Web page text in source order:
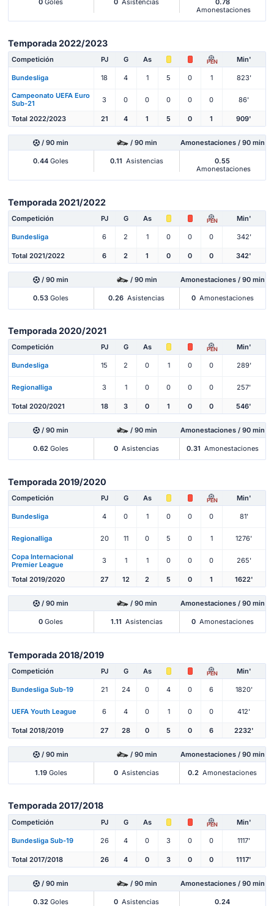
0 Goles 0 Asistencias
0.78
Amonestaciones
Temporada 2022/2023
Competición PJ G As PEN Min'
Bundesliga 18 4 1 5 0 1 823'
Campeonato UEFA Euro
Sub-21
3 0 0 0 0 0 86'
Total 2022/2023 21 4 1 5 0 1 909'
/ 90 min / 90 min Amonestaciones / 90 min
0.44 Goles 0.11 Asistencias
0.55
Amonestaciones
Temporada 2021/2022
Competición PJ G As PEN Min'
Bundesliga 6 2 1 0 0 0 342'
Total 2021/2022 6 2 1 0 0 0 342'
/ 90 min / 90 min Amonestaciones / 90 min
0.53 Goles 0.26 Asistencias 0 Amonestaciones
Temporada 2020/2021
Competición PJ G As PEN Min'
Bundesliga 15 2 0 1 0 0 289'
Regionalliga 3 1 0 0 0 0 257'
Total 2020/2021 18 3 0 1 0 0 546'
/ 90 min / 90 min Amonestaciones / 90 min
0.62 Goles 0 Asistencias 0.31 Amonestaciones
Temporada 2019/2020
Competición PJ G As PEN Min'
Bundesliga 4 0 1 0 0 0 81'
Regionalliga 20 11 0 5 0 1 1276'
Copa Internacional
Premier League
3 1 1 0 0 0 265'
Total 2019/2020 27 12 2 5 0 1 1622'
/ 90 min / 90 min Amonestaciones / 90 min
0 Goles 1.11 Asistencias 0 Amonestaciones
Temporada 2018/2019
Competición PJ G As PEN Min'
Bundesliga Sub-19 21 24 0 4 0 6 1820'
UEFA Youth League 6 4 0 1 0 0 412'
Total 2018/2019 27 28 0 5 0 6 2232'
/ 90 min / 90 min Amonestaciones / 90 min
1.19Goles 0 Asistencias 0.2 Amonestaciones
Temporada 2017/2018
Competición PJ G As PEN Min'
Bundesliga Sub-19 26 4 0 3 0 0 1117'
Total 2017/2018 26 4 0 3 0 0 1117'
/ 90 min / 90 min Amonestaciones / 90 min
0.32 Goles 0 Asistencias
0.24